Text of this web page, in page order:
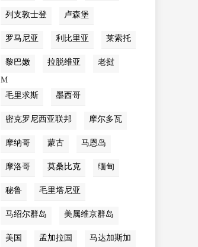
列支敦士登 卢森堡
罗马尼亚 利比里亚 莱索托
黎巴嫩 拉脱维亚
老挝
M
毛里求斯
墨西哥
密克罗尼西亚联邦 摩尔多瓦
摩纳哥 蒙古 马恩岛
摩洛哥 莫桑比克 缅甸
秘鲁 毛里塔尼亚
马绍尔群岛 美属维京群岛
美国 孟加拉国 马达加斯加